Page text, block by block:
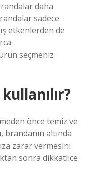
daha
sadece
etkenlerden de
seçmeniz
önce temiz ve
altında
zarar vermesini
sonra dikkatlice